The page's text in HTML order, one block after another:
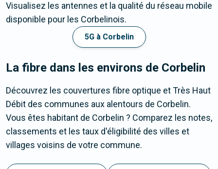
Visualisez les antennes et la qualité du réseau mobile
disponible pour les Corbelinois.
5G à Corbelin
La fibre dans les environs de Corbelin
Découvrez les couvertures fibre optique et Très Haut
Débit des communes aux alentours de Corbelin.
Vous êtes habitant de Corbelin ? Comparez les notes,
classements et les taux d'éligibilité des villes et
villages voisins de votre commune.